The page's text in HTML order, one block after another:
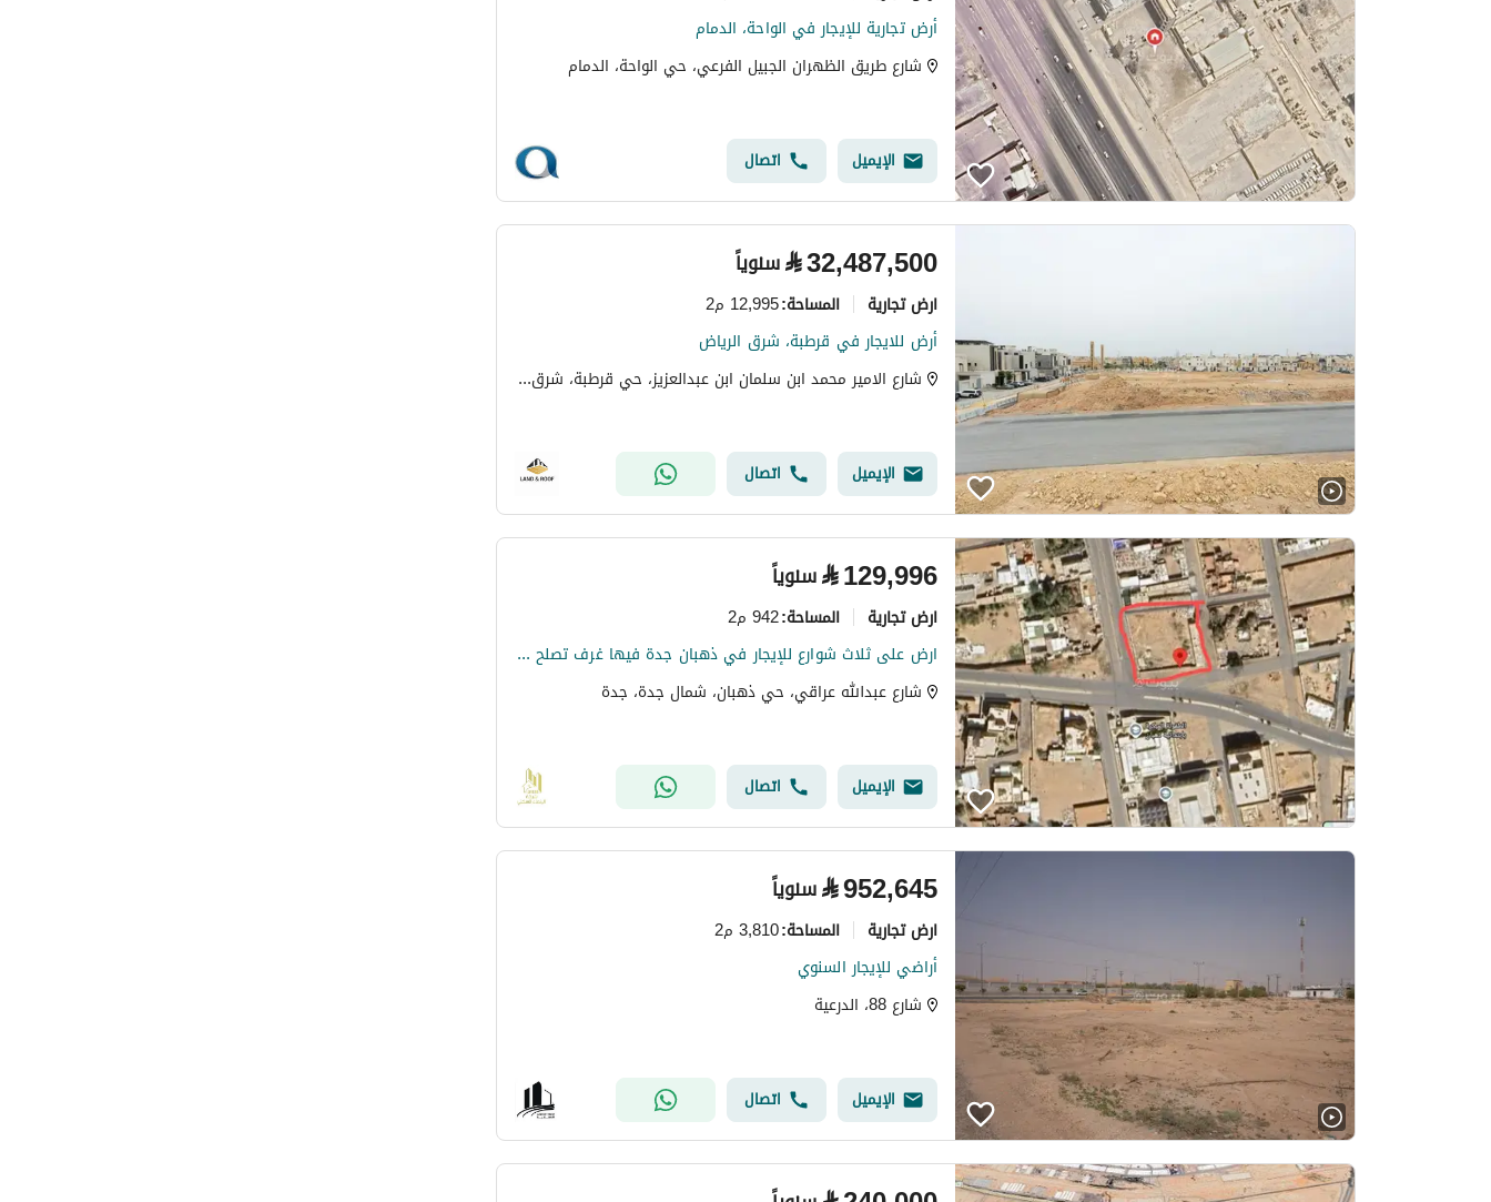
أرض تجارية للإيجار في الواحة، الدمام
شارع طريق الظهران الجبيل الفرعي، حي الواحة، الدمام
الإيميل اتصال
⃁32,487,500 سنوياً
ارض تجارية المساحة:12,995 م2
أرض للايجار في قرطبة، شرق الرياض
شارع الامير محمد ابن سلمان ابن عبدالعزيز، حي قرطبة، شرق الرياض، الرياض
الإيميل اتصال
⃁129,996 سنوياً
ارض تجارية المساحة:942 م2
ارض على ثلاث شوارع للإيجار في ذهبان جدة فيها غرف تصلح سكن عمال
شارع عبدالله عراقي، حي ذهبان، شمال جدة، جدة
الإيميل اتصال
⃁952,645 سنوياً
ارض تجارية المساحة:3,810 م2
أراضي للإيجار السنوي
شارع 88، الدرعية
الإيميل اتصال